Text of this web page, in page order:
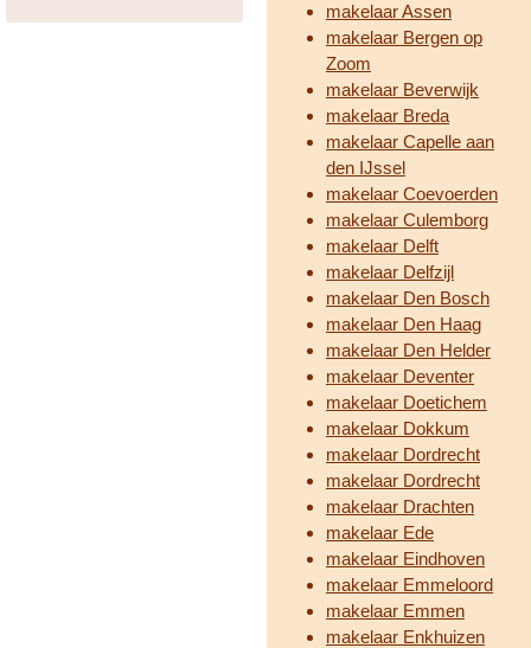
makelaar Assen
makelaar Bergen op
Zoom
makelaar Beverwijk
makelaar Breda
makelaar Capelle aan
den IJssel
makelaar Coevoerden
makelaar Culemborg
makelaar Delft
makelaar Delfzijl
makelaar Den Bosch
makelaar Den Haag
makelaar Den Helder
makelaar Deventer
makelaar Doetichem
makelaar Dokkum
makelaar Dordrecht
makelaar Dordrecht
makelaar Drachten
makelaar Ede
makelaar Eindhoven
makelaar Emmeloord
makelaar Emmen
makelaar Enkhuizen